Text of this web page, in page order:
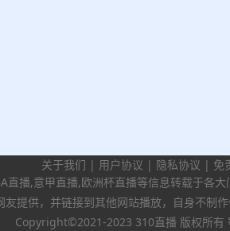
关于我们 | 用户协议 | 隐私协议 | 免
播,意甲直播,欧洲杯直播等信息转载于各
提供，并链接到其他网站播放，自身不制
Copyright©2021-2023 310直播 版权所有